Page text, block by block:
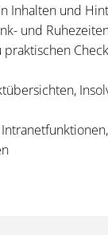
Inhalten und
und